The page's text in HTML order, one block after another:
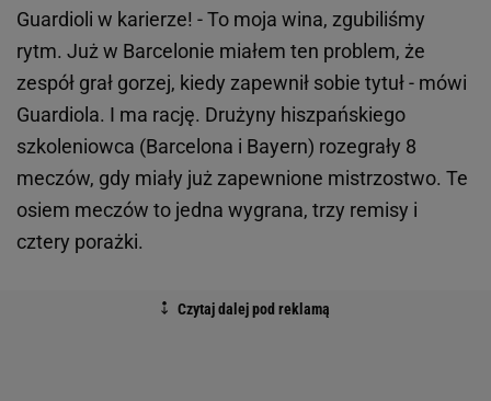
Guardioli w karierze! - To moja wina, zgubiliśmy
rytm. Już w Barcelonie miałem ten problem, że
zespół grał gorzej, kiedy zapewnił sobie tytuł - mówi
Guardiola. I ma rację. Drużyny hiszpańskiego
szkoleniowca (Barcelona i Bayern) rozegrały 8
meczów, gdy miały już zapewnione mistrzostwo. Te
osiem meczów to jedna wygrana, trzy remisy i
cztery porażki.